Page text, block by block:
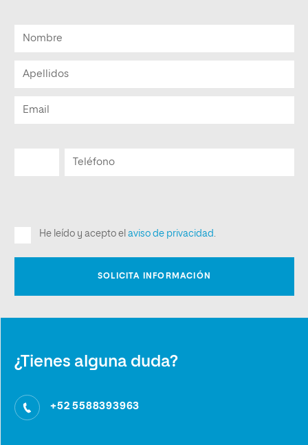
¿Tienes alguna duda?
+52 5588393963